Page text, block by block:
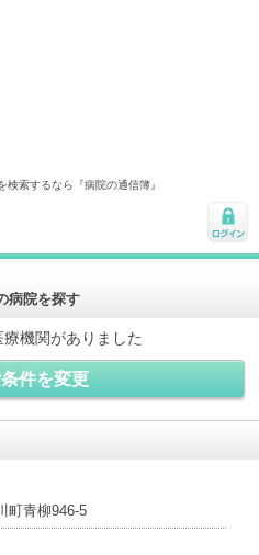
索するなら『病院の通信簿』
ログ
病院を探す
療機関がありました
件を変更
町青柳946-5